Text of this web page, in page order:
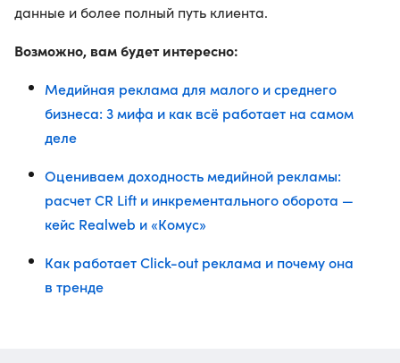
данные и более полный путь клиента.
Возможно, вам будет интересно:
Медийная реклама для малого и среднего
бизнеса: 3 мифа и как всё работает на самом
деле
Оцениваем доходность медийной рекламы:
расчет CR Lift и инкрементального оборота —
кейс Realweb и «Комус»
Как работает Click-out реклама и почему она
в тренде